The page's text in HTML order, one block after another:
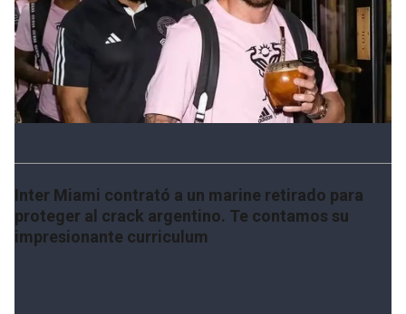
Inter Miami contrató a un marine retirado para
proteger al crack argentino. Te contamos su
impresionante curriculum